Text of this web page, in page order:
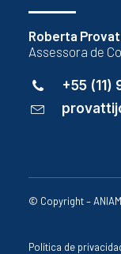
Roberta
Assessora de
+55 (11)
© Copyright –
Política de